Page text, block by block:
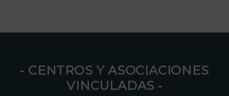
⁃ CENTROS Y ASOCIACIONES
VINCULADAS ⁃